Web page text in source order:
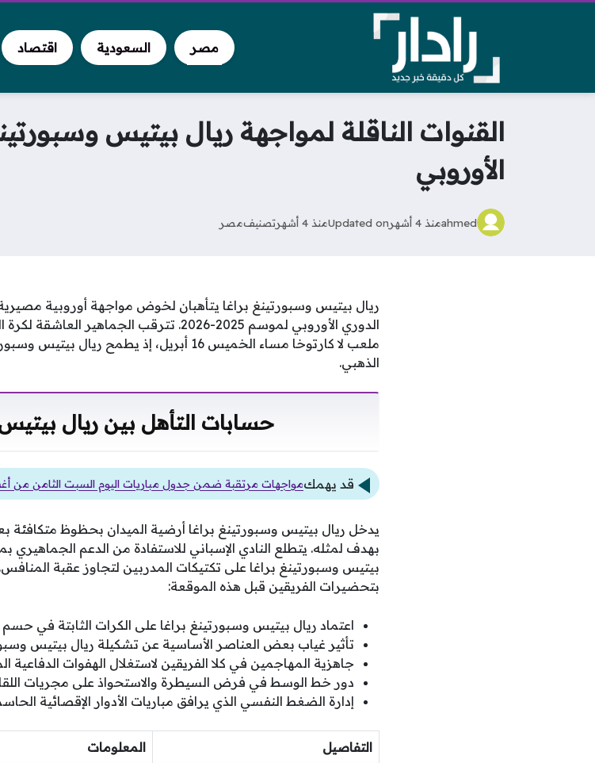
مصر السعودية اقتصاد
القنوات الناقلة لمواجهة ريال بيتيس
الأوروبي
ahmedمنذ 4 أشهر Updated onمنذ 4 أشهر تصنيفمصر
ريال بيتيس وسبورتينغ براغا يتأهبان لخوض مواجهة أوروبية
الدوري الأوروبي لموسم 2025-2026. تترقب
ملعب لا كارتوخا مساء الخميس 16 أبريل، إذ
الذهبي.
حسابات التأهل بين ريال
قد يهمكمواجهات مرتقبة ضمن جدول مباريات اليوم السبت الثامن من
يدخل ريال بيتيس وسبورتينغ براغا أرضية الميدان بحظوظ متكافئة
بهدف لمثله. يتطلع النادي الإسباني للاستفادة من الدعم الجماهيري
بيتيس وسبورتينغ براغا على تكتيكات المدربين لتجاوز عقبة المنافس.
بتحضيرات الفريقين قبل هذه الموقعة:
اعتماد ريال بيتيس وسبورتينغ براغا على الكرات الثابتة في حسم
تأثير غياب بعض العناصر الأساسية عن تشكيلة ريال بيتيس
جاهزية المهاجمين في كلا الفريقين لاستغلال الهفوات الدفاعية
دور خط الوسط في فرض السيطرة والاستحواذ على مجريات
إدارة الضغط النفسي الذي يرافق مباريات الأدوار الإقصائية
التفاصيل المعلومات